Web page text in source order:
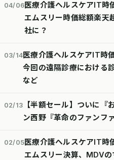
04/06医療介護ヘルスケアIT時
エムスリー時価総額楽天
社に？
03/14医療介護ヘルスケアIT時
今回の遠隔診療における
など
02/13
【半額セール】ついに『
ン西野『革命のファンフ
02/05医療介護ヘルスケアIT時
エムスリー決算、MDV